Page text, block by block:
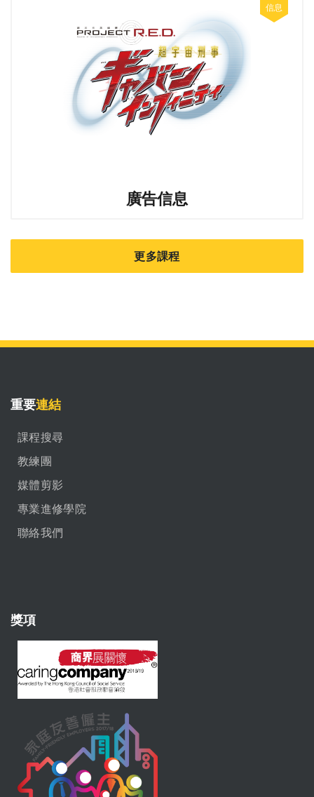
廣告信息
更多課程
重要連結
課程搜尋
教練團
媒體剪影
專業進修學院
聯絡我們
獎項